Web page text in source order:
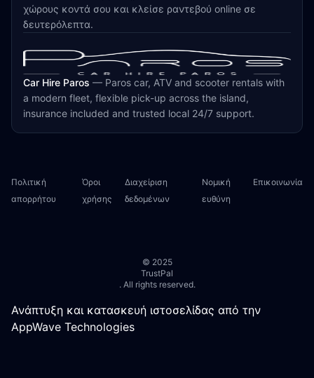
χώρους κοντά σου και κλείσε ραντεβού online σε
δευτερόλεπτα.
Car Hire Paros — Paros car, ATV and scooter rentals with
a modern fleet, flexible pick-up across the island,
insurance included and trusted local 24/7 support.
Πολιτική
απορρήτου
Όροι
χρήσης
Διαχείριση
δεδομένων
Νομική
ευθύνη
Επικοινωνία
© 2025
TrustPal
. All rights reserved.
Ανάπτυξη και κατασκευή ιστοσελίδας από την
AppWave Technologies